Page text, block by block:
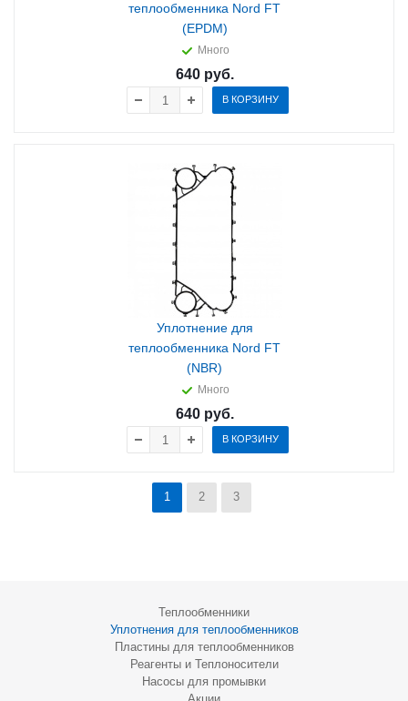
теплообменника Nord FT
(EPDM)
Много
640руб.
В КОРЗИНУ
Уплотнение для
теплообменника Nord FT
(NBR)
Много
640руб.
В КОРЗИНУ
1 2 3
Теплообменники
Уплотнения для теплообменников
Пластины для теплообменников
Реагенты и Теплоносители
Насосы для промывки